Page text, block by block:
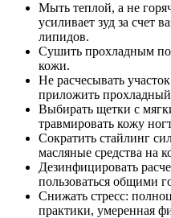
Мыть теплой, а не
усиливает зуд за счет
липидов.
Сушить прохладным
кожи.
Не расчесывать
приложить прохладный
Выбирать щетки с
травмировать кожу
Сократить стайлинг
масляные средства на
Дезинфицировать
пользоваться общими
Снижать стресс:
практики, умеренная